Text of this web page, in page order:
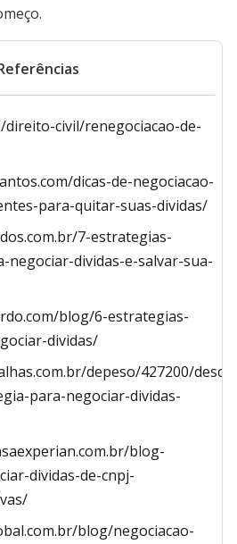
civil/renegociacao-de-
dicas-de-negociacao-
para-quitar-suas-dividas/
7-estrategias-
negociar-dividas-e-salvar-sua-
blog/6-estrategias-
dividas/
depeso/427200/
para-negociar-dividas-
blog-
dividas-de-cnpj-
blog/negociacao-